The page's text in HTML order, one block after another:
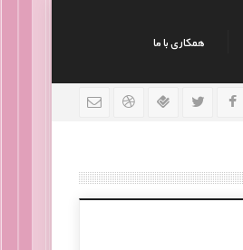
همکاری با ما
نکات جالب روانشناسی